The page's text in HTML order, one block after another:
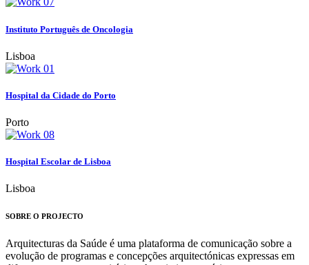
Instituto Português de Oncologia
Lisboa
Hospital da Cidade do Porto
Porto
Hospital Escolar de Lisboa
Lisboa
SOBRE O PROJECTO
Arquitecturas da Saúde é uma plataforma de comunicação sobre a
evolução de programas e concepções arquitectónicas expressas em